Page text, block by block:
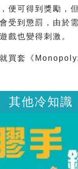
便可得到獎勵，
受到懲罰，由於
戲也變得刺激。
買套《